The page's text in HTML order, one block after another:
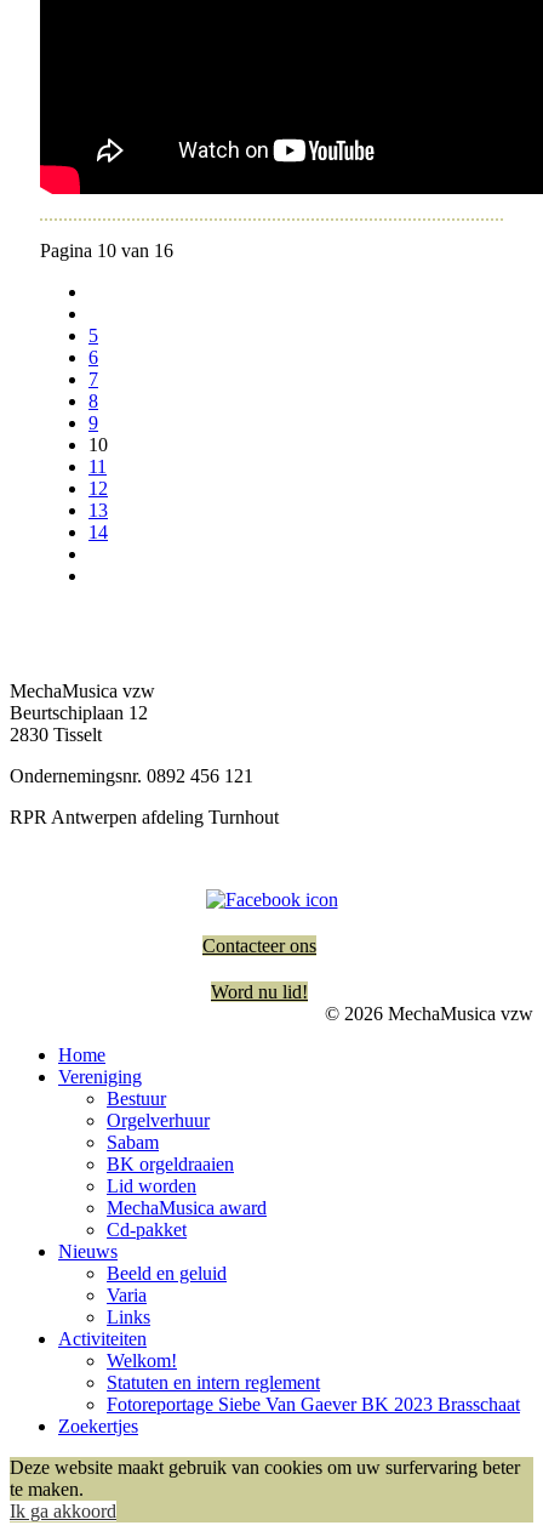
Pagina 10 van 16
5
6
7
8
9
10
11
12
13
14
MechaMusica vzw
Beurtschiplaan 12
2830 Tisselt
Ondernemingsnr. 0892 456 121
RPR Antwerpen afdeling Turnhout
Contacteer ons
Word nu lid!
© 2026 MechaMusica vzw
Home
Vereniging
Bestuur
Orgelverhuur
Sabam
BK orgeldraaien
Lid worden
MechaMusica award
Cd-pakket
Nieuws
Beeld en geluid
Varia
Links
Activiteiten
Welkom!
Statuten en intern reglement
Fotoreportage Siebe Van Gaever BK 2023 Brasschaat
Zoekertjes
Deze website maakt gebruik van cookies om uw surfervaring beter
te maken.
Ik ga akkoord